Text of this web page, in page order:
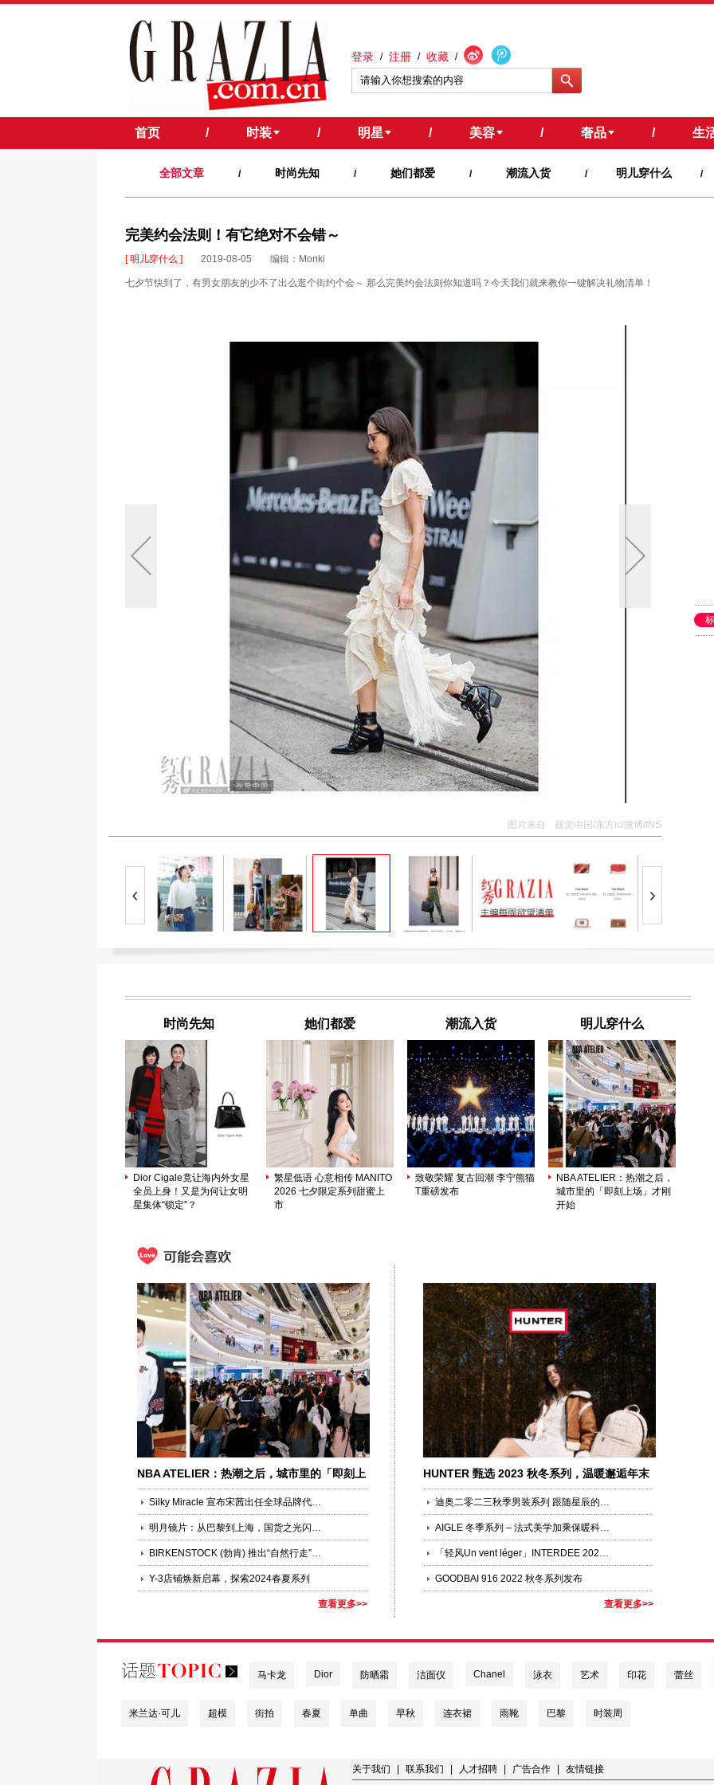
登录 / 注册 / 收藏 /
首页 / 时装 / 明星 / 美容 / 奢品 / 生
全部文章 / 时尚先知 / 她们都爱 / 潮流入货 / 明儿穿什么 /
完美约会法则！有它绝对不会错～
[ 明儿穿什么 ] 2019-08-05 编辑：Monki
七夕节快到了，有男女朋友的少不了出么逛个街约个会～ 那么完美约会法则你知道吗？今天我们就来教你一键解决礼物清单！
图片来自 视觉中国/东方ic/微博/INS
时尚先知
Dior Cigale竟让海内外女星
全员上身！又是为何让女明
星集体“锁定”？
她们都爱
繁星低语 心意相传 MANITO
2026 七夕限定系列甜蜜上
市
潮流入货
致敬荣耀 复古回潮 李宁熊猫
T重磅发布
明儿穿什么
NBA ATELIER：热潮之后，
城市里的「即刻上场」才刚
开始
NBA ATELIER：热潮之后，城市里的「即刻上
场」才刚开始
Silky Miracle 宣布宋茜出任全球品牌代言人
明月镜片：从巴黎到上海，国货之光闪耀国际秀场
BIRKENSTOCK (勃肯) 推出“自然行走”全新企划
Y-3店铺焕新启幕，探索2024春夏系列
查看更多>>
HUNTER 甄选 2023 秋冬系列，温暖邂逅年末
礼遇季
迪奥二零二三秋季男装系列 跟随星辰的指引
AIGLE 冬季系列 – 法式美学加乘保暖科技，许冬天以时尚
「轻风Un vent léger」INTERDEE 2023春夏系列巴黎时装周正式发布！
GOODBAI 916 2022 秋冬系列发布
查看更多>>
马卡龙 Dior 防晒霜 洁面仪 Chanel 泳衣 艺术 印花 蕾丝
米兰达·可儿 超模 街拍 春夏 单曲 早秋 连衣裙 雨靴 巴黎 时装周
关于我们 联系我们 人才招聘 广告合作 友情链接